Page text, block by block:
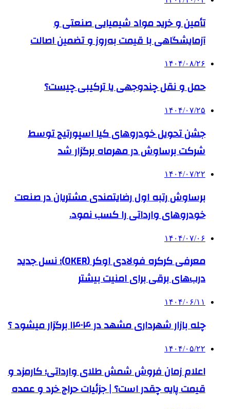
تأمین و خرید مواد شیمیایی صنعتی و
آزمایشگاهی با قیمت به‌روز و تضمین اصالت
۱۴۰۴/۰۸/۲۶
حمل و نقل چندوجهی یا ترکیبی چیست؟
۱۴۰۴/۰۷/۲۵
جشن تحویل خودروهای کیا اسپورتیج توسط
شرکت برساوش در مهرماه برگزار شد
۱۴۰۴/۰۷/۲۲
برساوش رتبه اول رضایتمندی مشتریان در صنعت
خودروهای وارداتی را کسب نمود.
۱۴۰۴/۰۷/۰۶
معرفی کرکره فولادی اوکر (OKER)؛ نسل جدید
درب‌های برقی برای امنیت بیشتر
۱۴۰۴/۰۶/۱۱
چله بازار شهرداری مشهد در ۱۴۰۴ برگزار میشود ؟
۱۴۰۴/۰۵/۲۲
اعلام زمان فروش شمش طلای وارداتی؛ کارمزد و
قیمت پایه چقدر است؟ | جزئیات حراج خرد و عمده